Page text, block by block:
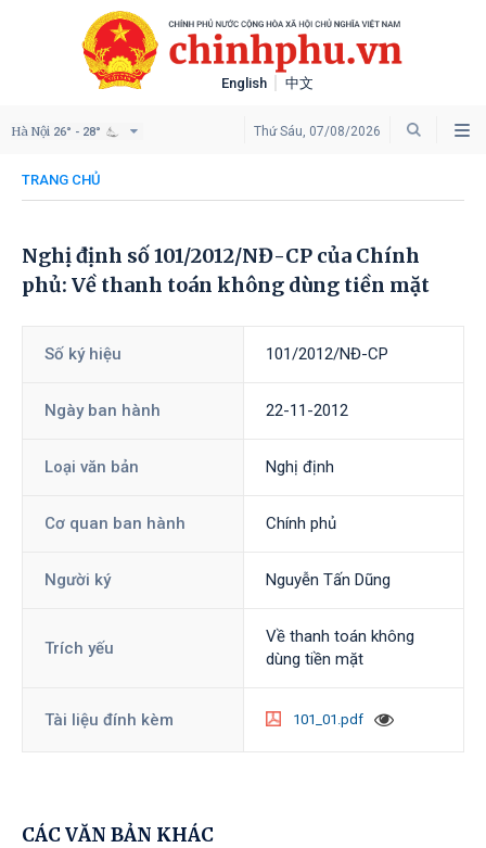
English 中文
Thứ Sáu, 07/08/2026
Hà Nội 26° - 28°
TRANG CHỦ
Nghị định số 101/2012/NĐ-CP của Chính
phủ: Về thanh toán không dùng tiền mặt
Số ký hiệu 101/2012/NĐ-CP
Ngày ban hành 22-11-2012
Loại văn bản Nghị định
Cơ quan ban hành Chính phủ
Người ký Nguyễn Tấn Dũng
Trích yếu
Về thanh toán không
dùng tiền mặt
Tài liệu đính kèm 101_01.pdf
CÁC VĂN BẢN KHÁC